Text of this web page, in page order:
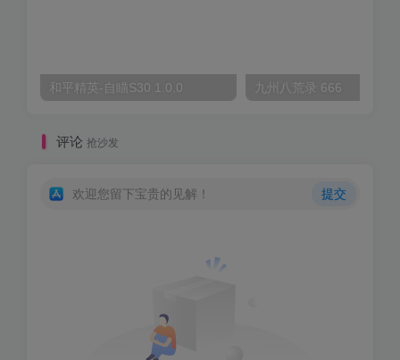
和平精英-自瞄S30 1.0.0 九州八荒录 666
评论 抢沙发
欢迎您留下宝贵的见解！ 提交